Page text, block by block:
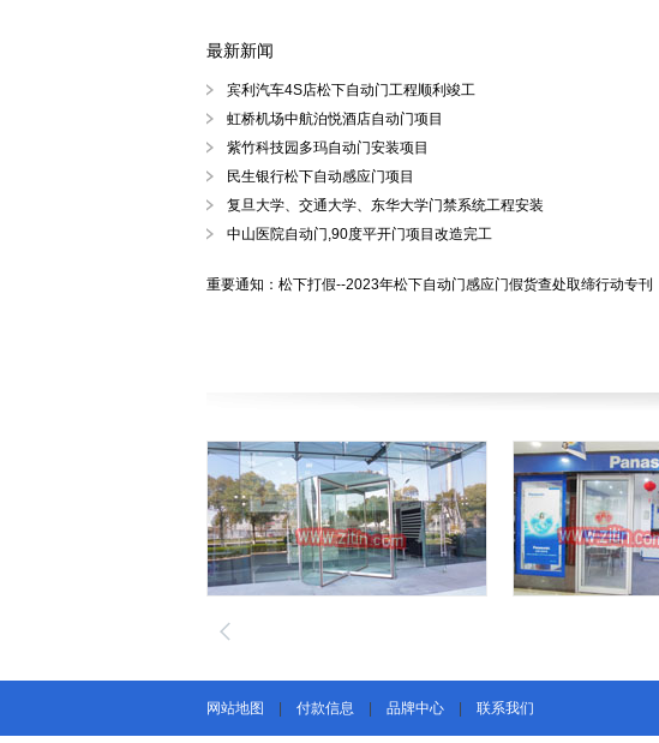
最新新闻
宾利汽车4S店松下自动门工程顺利竣工
虹桥机场中航泊悦酒店自动门项目
紫竹科技园多玛自动门安装项目
民生银行松下自动感应门项目
复旦大学、交通大学、东华大学门禁系统工程安装
中山医院自动门,90度平开门项目改造完工
重要通知：松下打假--2023年松下自动门感应门假货查处取缔行动专刊
网站地图 付款信息 品牌中心 联系我们